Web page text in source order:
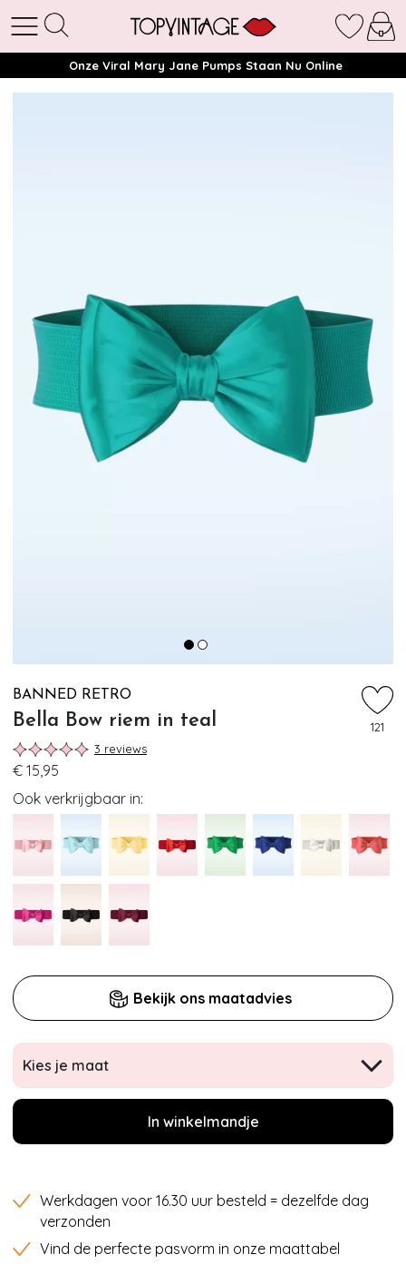
Onze Viral Mary Jane Pumps Staan Nu Online
BANNED RETRO
Bella Bow riem in teal
121
3 reviews
€ 15,95
Ook verkrijgbaar in:
Bekijk ons maatadvies
Kies je maat
In winkelmandje
Werkdagen voor 16.30 uur besteld = dezelfde dag
verzonden
Vind de perfecte pasvorm in onze maattabel